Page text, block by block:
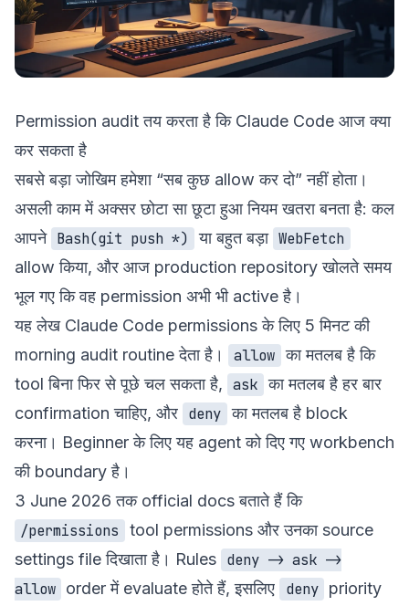
Permission audit तय करता है कि Claude Code आज क्या
कर सकता है
सबसे बड़ा जोखिम हमेशा “सब कुछ allow कर दो” नहीं होता।
असली काम में अक्सर छोटा सा छूटा हुआ नियम खतरा बनता है: कल
आपने Bash(git push *) या बहुत बड़ा WebFetch
allow किया, और आज production repository खोलते समय
भूल गए कि वह permission अभी भी active है।
यह लेख Claude Code permissions के लिए 5 मिनट की
morning audit routine देता है।
allow का मतलब है कि
tool बिना फिर से पूछे चल सकता है, ask का मतलब है हर बार
confirmation चाहिए, और deny का मतलब है block
करना। Beginner के लिए यह agent को दिए गए workbench
की boundary है।
3 June 2026 तक official docs बताते हैं कि
/permissions
tool permissions और उनका source
settings file दिखाता है। Rules deny -> ask ->
allow order में evaluate होते हैं, इसलिए deny priority